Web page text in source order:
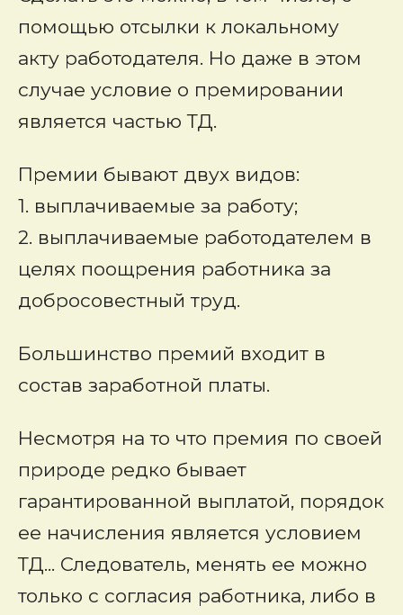
помощью отсылки к локальному
акту работодателя. Но даже в этом
случае условие о премировании
является частью ТД.
Премии бывают двух видов:
1. выплачиваемые за работу;
2. выплачиваемые работодателем в
целях поощрения работника за
добросовестный труд.
Большинство премий входит в
состав заработной платы.
Несмотря на то что премия по своей
природе редко бывает
гарантированной выплатой, порядок
ее начисления является условием
ТД... Следователь, менять ее можно
только с согласия работника, либо в